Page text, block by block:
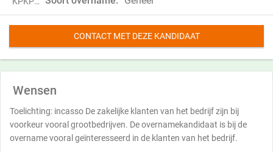
CONTACT MET DEZE KANDIDAAT
Wensen
Toelichting: incasso De zakelijke klanten van het bedrijf zijn bij
voorkeur vooral grootbedrijven. De overnamekandidaat is bij de
overname vooral geïnteresseerd in de klanten van het bedrijf.